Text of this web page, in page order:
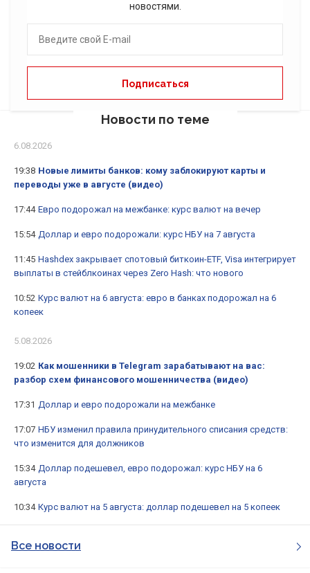
новостями.
Новости по теме
6.08.2026
19:38 Новые лимиты банков: кому заблокируют карты и
переводы уже в августе (видео)
17:44 Евро подорожал на межбанке: курс валют на вечер
15:54 Доллар и евро подорожали: курс НБУ на 7 августа
11:45 Hashdex закрывает спотовый биткоин-ETF, Visa интегрирует
выплаты в стейблкоинах через Zero Hash: что нового
10:52 Курс валют на 6 августа: евро в банках подорожал на 6
копеек
5.08.2026
19:02 Как мошенники в Telegram зарабатывают на вас:
разбор схем финансового мошенничества (видео)
17:31 Доллар и евро подорожали на межбанке
17:07 НБУ изменил правила принудительного списания средств:
что изменится для должников
15:34 Доллар подешевел, евро подорожал: курс НБУ на 6
августа
10:34 Курс валют на 5 августа: доллар подешевел на 5 копеек
Все новости